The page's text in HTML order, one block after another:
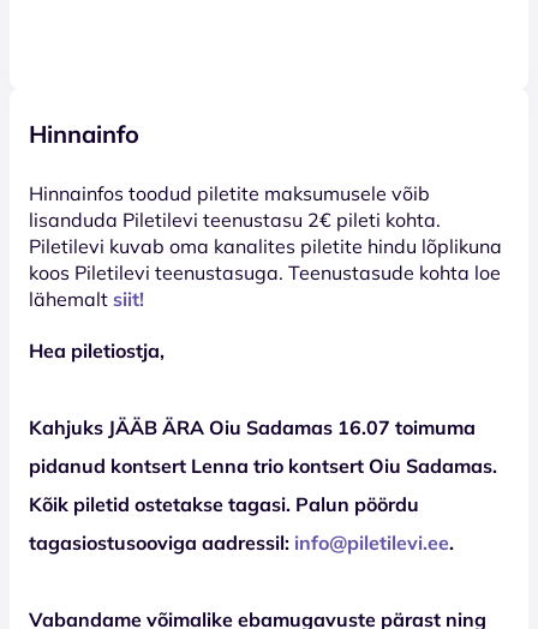
Hinnainfo
Hinnainfos toodud piletite maksumusele võib
lisanduda Piletilevi teenustasu 2€ pileti kohta.
Piletilevi kuvab oma kanalites piletite hindu lõplikuna
koos Piletilevi teenustasuga. Teenustasude kohta loe
lähemalt siit!
Hea piletiostja,
Kahjuks JÄÄB ÄRA Oiu Sadamas 16.07 toimuma
pidanud kontsert Lenna trio kontsert Oiu Sadamas.
Kõik piletid ostetakse tagasi. Palun pöördu
tagasiostusooviga aadressil: info@piletilevi.ee.
Vabandame võimalike ebamugavuste pärast ning